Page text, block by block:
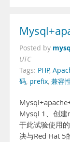
Posted by
UTC
Tags: PHP,
码, prefix, 兼容
Mysql 1、创建
于此试验使用
决与Red Hat 5